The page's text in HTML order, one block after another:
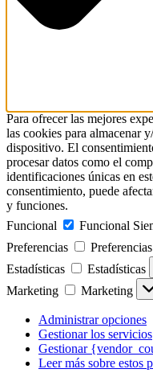
Para ofrecer las mejores
las cookies para almacenar
dispositivo. El
procesar datos como el
identificaciones únicas en
consentimiento, puede
y funciones.
Funcional
Funcional
Preferencias
Preferencias
Estadísticas
Estadísticas
Marketing
Marketing
Administrar opciones
Gestionar los servicios
Gestionar
Leer más sobre estos